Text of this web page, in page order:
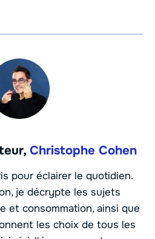
Christophe Cohen
pour éclairer le quotidien.
je décrypte les sujets
et consommation, ainsi que
les choix de tous les